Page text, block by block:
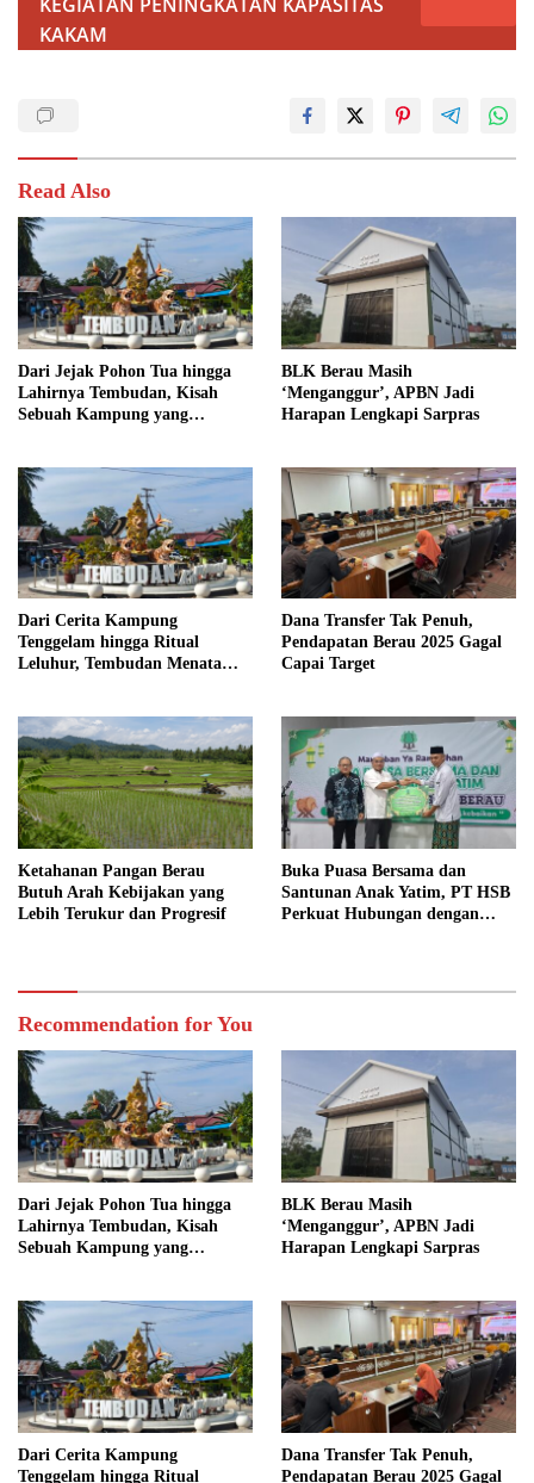
KAKAM
Read Also
Dari Jejak Pohon Tua hingga
Lahirnya Tembudan, Kisah
Sebuah Kampung yang
BLK Berau Masih
‘Menganggur’, APBN Jadi
Harapan Lengkapi Sarpras
Dari Cerita Kampung
Tenggelam hingga Ritual
Leluhur, Tembudan Menata
Dana Transfer Tak Penuh,
Pendapatan Berau 2025 Gagal
Capai Target
Ketahanan Pangan Berau
Butuh Arah Kebijakan yang
Lebih Terukur dan Progresif
Buka Puasa Bersama dan
Santunan Anak Yatim, PT HSB
Perkuat Hubungan dengan
Recommendation for You
Dari Jejak Pohon Tua hingga
Lahirnya Tembudan, Kisah
Sebuah Kampung yang
BLK Berau Masih
‘Menganggur’, APBN Jadi
Harapan Lengkapi Sarpras
Dari Cerita Kampung
Tenggelam hingga Ritual
Dana Transfer Tak Penuh,
Pendapatan Berau 2025 Gagal